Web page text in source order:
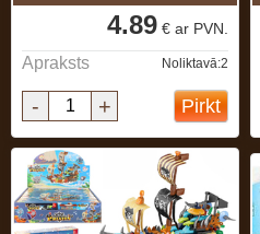
4.89 € ar PVN.
Apraksts Noliktavā:2
- + Pirkt